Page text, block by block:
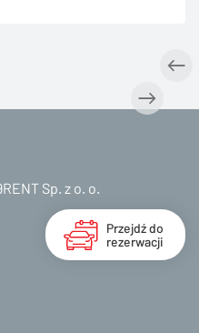
Sp. z o. o.
Przejdź do
rezerwacji